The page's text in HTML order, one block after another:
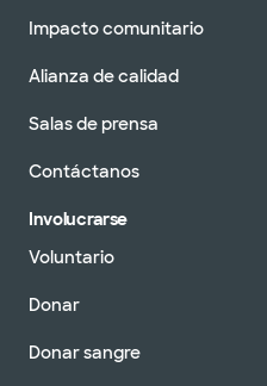
Impacto comunitario
Alianza de calidad
Salas de prensa
Contáctanos
Involucrarse
Voluntario
Donar
Donar sangre